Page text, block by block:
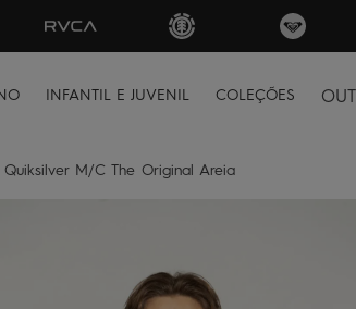
todo Brasil nas compras acima de R$499 | Consulte as
INFANTIL E JUVENIL COLEÇÕES
Quiksilver M/C The Original Areia
4º bermuda